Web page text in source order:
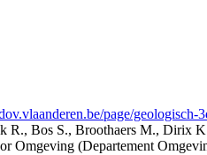
page/geologisch-
R., Bos S., Broothaers M., Dirix
Omgeving (Departement